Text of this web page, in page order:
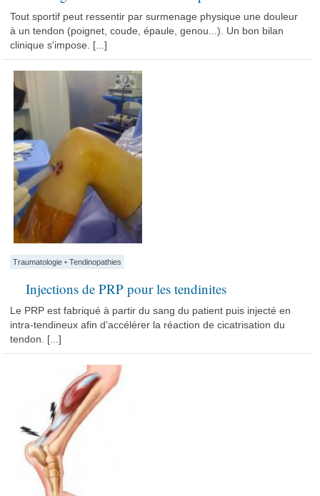
Tout sportif peut ressentir par surmenage physique une douleur
à un tendon (poignet, coude, épaule, genou...). Un bon bilan
clinique s'impose. [...]
Traumatologie •Tendinopathies
Injections de PRP pour les tendinites
Le PRP est fabriqué à partir du sang du patient puis injecté en
intra-tendineux afin d’accélérer la réaction de cicatrisation du
tendon. [...]